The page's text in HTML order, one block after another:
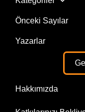
Önceki Sayılar
Yazarlar
Hakkımızda